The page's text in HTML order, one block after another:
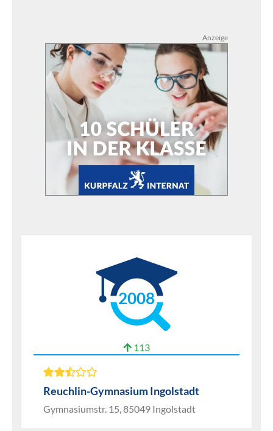
Anzeige
2008
113
Reuchlin-Gymnasium Ingolstadt
Gymnasiumstr. 15, 85049 Ingolstadt